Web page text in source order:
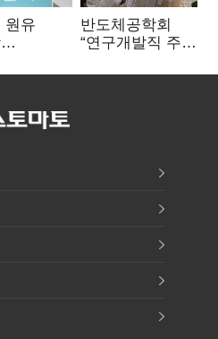
원유
너지안보
반도체공학회
“연구개발직 주
개선해야”